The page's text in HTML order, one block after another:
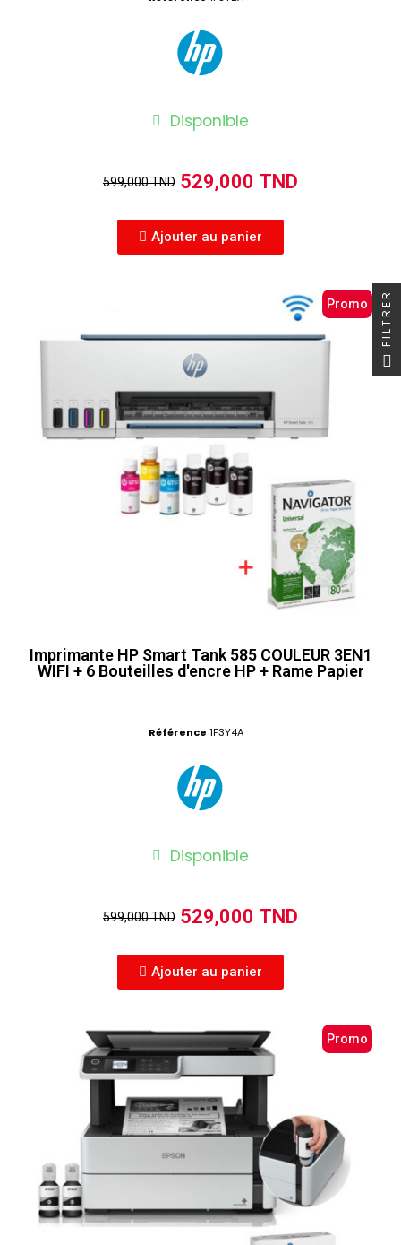
Disponible
599,000 TND 529,000 TND
Ajouter au panier
Promo
Imprimante HP Smart Tank 585 COULEUR 3EN1
WIFI + 6 Bouteilles d'encre HP + Rame Papier
Référence 1F3Y4A
Disponible
599,000 TND 529,000 TND
Ajouter au panier
Promo
FILTRER